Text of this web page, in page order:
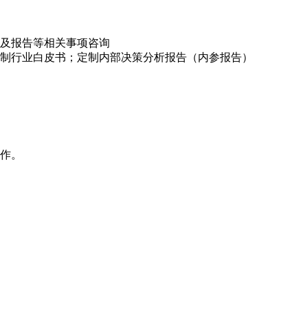
报告等相关事项咨询
业白皮书；定制内部决策分析报告（内参报告）
。